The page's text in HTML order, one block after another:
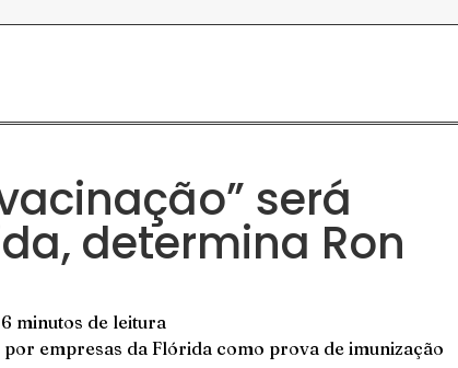
será
determina Ron
6 minutos de leitura
por empresas da Flórida como prova de imunização